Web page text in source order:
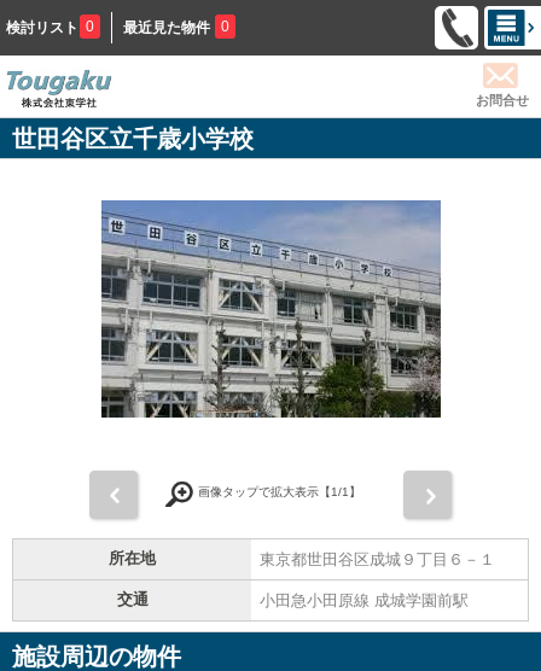
検討リスト 0 最近見た物件 0
お問合せ
世田谷区立千歳小学校
画像タップで拡大表示【1/1】
所在地 東京都世田谷区成城９丁目６－１
交通 小田急小田原線 成城学園前駅
施設周辺の物件